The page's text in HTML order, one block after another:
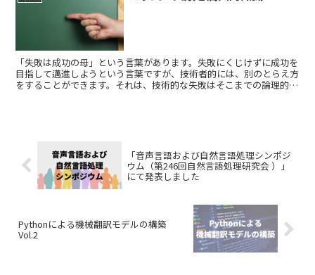
「失敗は成功の母」という言葉があります。失敗にくじけずに成功を
目指して邁進しようという言葉ですが、技術者的には、別のとらえ方
をすることができます。それは、技術的な失敗はそこまでの論理的な
「音声言語および自然言語処理シンポジ
ウム（第246回自然言語処理研究会 ）」
にて発表しました
Pythonによる機械翻訳モデルの構築
Vol.2